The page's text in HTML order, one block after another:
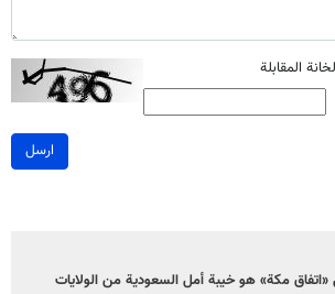
المقابلة
ارسل
مكة» هو خيبة أمل السعودية من الولايات